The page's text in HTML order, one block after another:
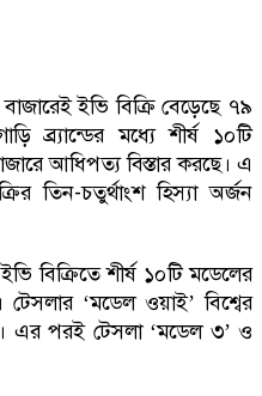
ইভি বিক্রি বেড়েছে ৭৯
ব্র্যান্ডের মধ্যে শীর্ষ ১০টি
আধিপত্য বিস্তার করছে। এ
তিন-চতুর্থাংশ হিস্যা অর্জন
বিক্রিতে শীর্ষ ১০টি মডেলের
‘মডেল ওয়াই’ বিশ্বের
এর পরই টেসলা ‘মডেল ৩’ ও